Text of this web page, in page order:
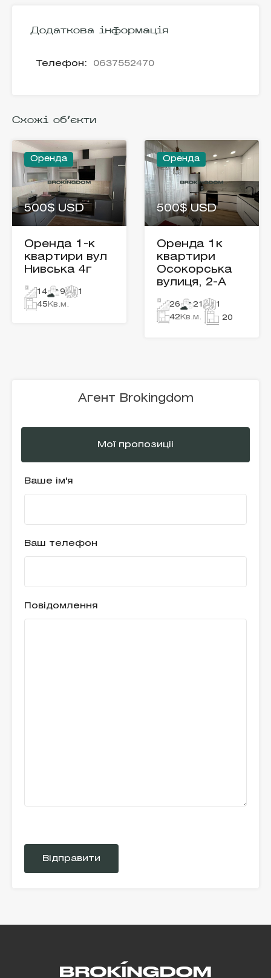
Додаткова інформація
Телефон: 0637552470
Схожі об'єкти
Оренда
500$ USD
Оренда 1-к
квартири вул
Нивська 4г
14 9
1
45 Кв.м.
Оренда
500$ USD
Оренда 1к
квартири
Осокорська
вулиця, 2-А
26 21
1
42 Кв.м. 20
Агент Brokingdom
Мої пропозиціі
Ваше ім'я
Ваш телефон
Повідомлення
leave
field